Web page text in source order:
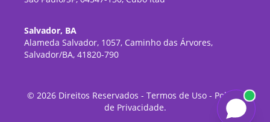
Salvador, BA
Alameda Salvador, 1057, Caminho das Árvores,
Salvador/BA, 41820-790
© 2026Direitos Reservados - Termos de Uso- Política
de Privacidade.